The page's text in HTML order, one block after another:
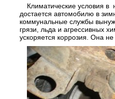
Климатические условия в
достается автомобилю в
коммунальные службы
грязи, льда и агрессивных
ускоряется коррозия. Она